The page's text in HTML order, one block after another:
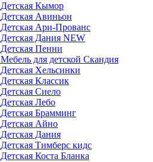
Детская Кымор
Детская Авиньон
Детская Ари-Прованс
Детская Дания NEW
Детская Пенни
Мебель для детской Скандия
Детская Хельсинки
Детская Классик
Детская Сиело
Детская Лебо
Детская Брамминг
Детская Айно
Детская Дания
Детская Тимберс кидс
Детская Коста Бланка